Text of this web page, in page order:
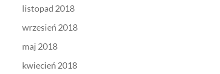
listopad 2018
wrzesień 2018
maj 2018
kwiecień 2018